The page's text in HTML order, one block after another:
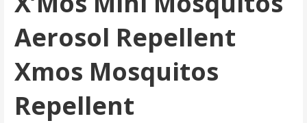
Aerosol Repellent
Xmos Mosquitos
Repellent